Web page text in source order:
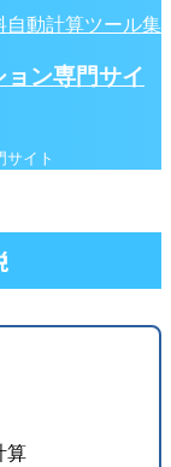
自動計算ツール集
ン専門サイ
サイト
算